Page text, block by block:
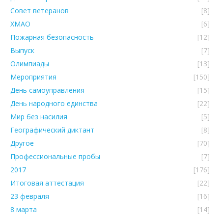
Совет ветеранов
[8]
ХМАО
[6]
Пожарная безопасность
[12]
Выпуск
[7]
Олимпиады
[13]
Мероприятия
[150]
День самоуправления
[15]
День народного единства
[22]
Мир без насилия
[5]
Географический диктант
[8]
Другое
[70]
Профессиональные пробы
[7]
2017
[176]
Итоговая аттестация
[22]
23 февраля
[16]
8 марта
[14]